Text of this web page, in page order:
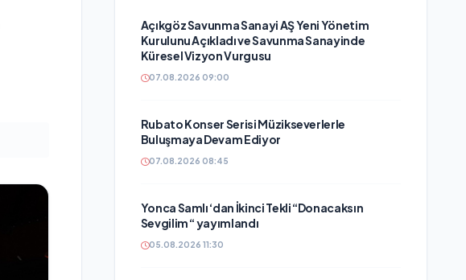
Açıkgöz Savunma Sanayi AŞ Yeni Yönetim
Kurulunu Açıkladı ve Savunma Sanayinde
Küresel Vizyon Vurgusu
07.08.2026 09:00
Rubato Konser Serisi Müzikseverlerle
Buluşmaya Devam Ediyor
07.08.2026 08:45
Yonca Samlı ‘dan İkinci Tekli “Donacaksın
Sevgilim “ yayımlandı
05.08.2026 11:30